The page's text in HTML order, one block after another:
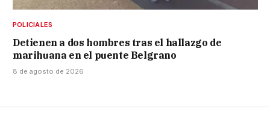
POLICIALES
Detienen a dos hombres tras el hallazgo de
marihuana en el puente Belgrano
8 de agosto de 2026